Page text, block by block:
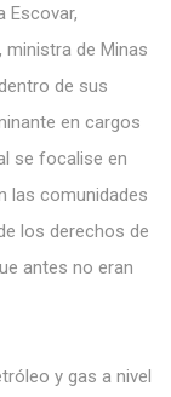
Escovar,
ministra de Minas
de sus
en cargos
se focalise en
las comunidades
los derechos de
antes no eran
y gas a nivel